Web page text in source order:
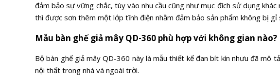
đảm bảo sự vững chắc, tùy vào nhu cầu cũng như mục đích sử dụng
thì được sơn thêm một lớp tĩnh điện nhằm đảm bảo sản phẩm không bị gỉ
Mẫu bàn ghế giả mây QD-360 phù hợp với không gian nào?
Bộ bàn ghế giả mây QD-360 này là mẫu thiết kế đan bít kín nhưu đã mô
nội thất trong nhà và ngoài trời.